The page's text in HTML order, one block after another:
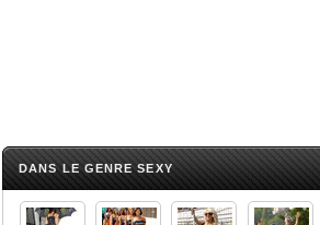
DANS LE GENRE SEXY